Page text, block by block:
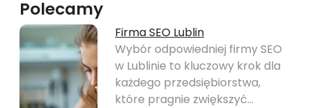
Polecamy
Firma SEO Lublin
Wybór odpowiedniej firmy SEO
w Lublinie to kluczowy krok dla
każdego przedsiębiorstwa,
które pragnie zwiększyć…